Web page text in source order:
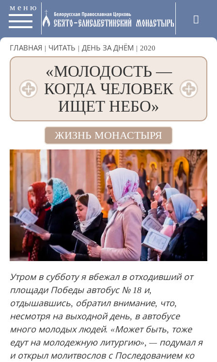
меню
ГЛАВНАЯ | ЧИТАТЬ | ДЕНЬ ЗА ДНЁМ | 2020
«МОЛОДОСТЬ —
КОГДА ЧЕЛОВЕК
ИЩЕТ НЕБО»
ЖИЗНЬ МОНАСТЫРЯ
Утром в субботу я вбежал в отходивший от
площади Победы автобус № 18 и,
отдышавшись, обратил внимание, что,
несмотря на выходной день, в автобусе
много молодых людей. «Может быть, тоже
едут на молодежную литургию», — подумал я
и открыл молитвослов с Последованием ко